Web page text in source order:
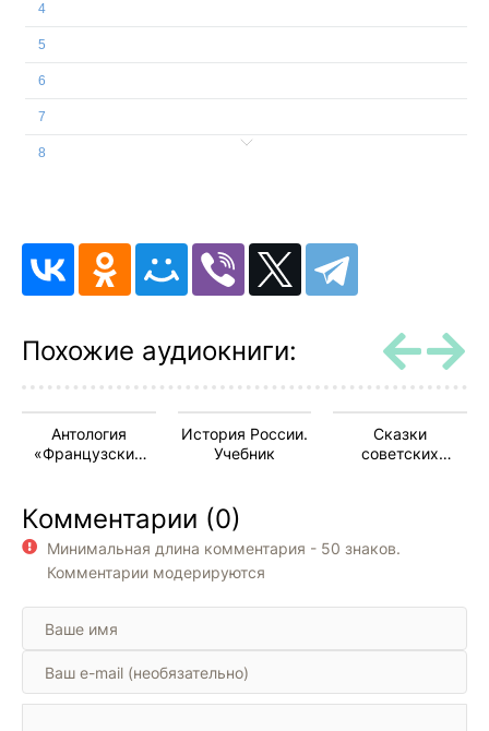
4
5
6
7
8
11
12
16
18
19
21
Похожие аудиокниги:
Антология
«Французские
История России.
Учебник
Сказки
советских
Комментарии (0)
Минимальная длина комментария - 50 знаков.
Комментарии модерируются